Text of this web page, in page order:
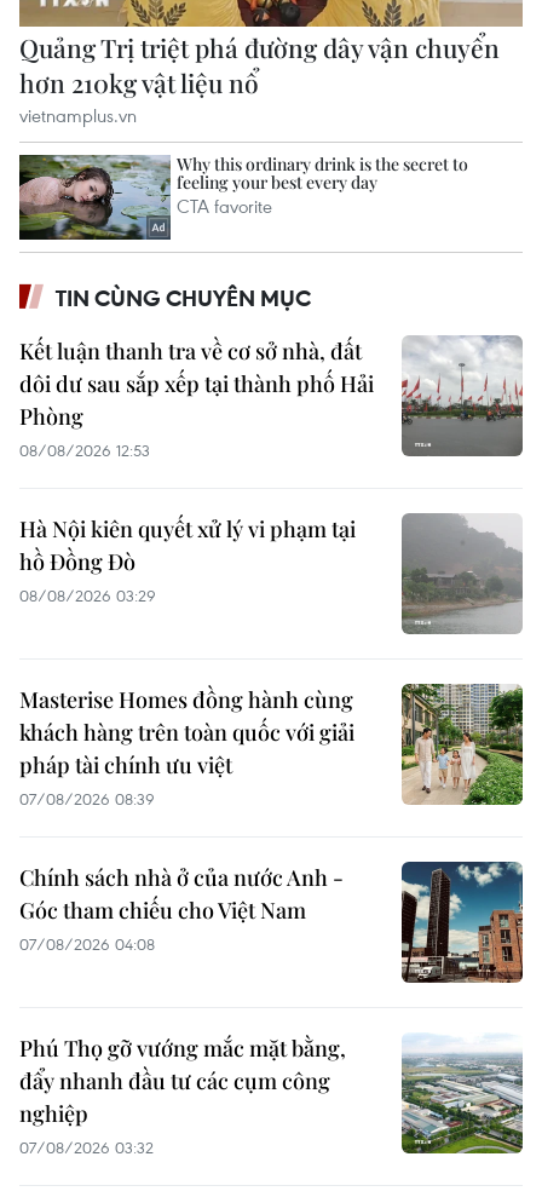
TIN CÙNG CHUYÊN MỤC
Kết luận thanh tra về cơ sở nhà, đất
dôi dư sau sắp xếp tại thành phố Hải
Phòng
08/08/2026 12:53
Hà Nội kiên quyết xử lý vi phạm tại
hồ Đồng Đò
08/08/2026 03:29
Masterise Homes đồng hành cùng
khách hàng trên toàn quốc với giải
pháp tài chính ưu việt
07/08/2026 08:39
Chính sách nhà ở của nước Anh -
Góc tham chiếu cho Việt Nam
07/08/2026 04:08
Phú Thọ gỡ vướng mắc mặt bằng,
đẩy nhanh đầu tư các cụm công
nghiệp
07/08/2026 03:32